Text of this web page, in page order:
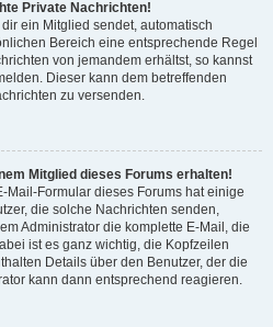
Private Nachrichten!
ein Mitglied sendet, automatisch
Bereich eine entsprechende Regel
von jemandem erhältst, so kannst
Dieser kann dem betreffenden
zu versenden.
Mitglied dieses Forums erhalten!
Mail-Formular dieses Forums hat einige
die solche Nachrichten senden,
Administrator die komplette E-Mail, die
ist es ganz wichtig, die Kopfzeilen
Details über den Benutzer, der die
kann dann entsprechend reagieren.